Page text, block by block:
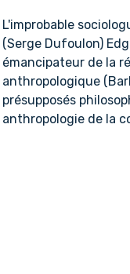
L'improbable
(Serge Dufoulon)
émancipateur de la
anthropologique
présupposés
anthropologie de la